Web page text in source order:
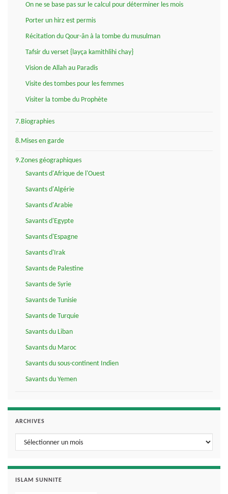
On ne se base pas sur le calcul pour déterminer les mois
Porter un hirz est permis
Récitation du Qour-ân à la tombe du musulman
Tafsir du verset {layça kamithlihi chay}
Vision de Allah au Paradis
Visite des tombes pour les femmes
Visiter la tombe du Prophète
7.Biographies
8.Mises en garde
9.Zones géographiques
Savants d'Afrique de l'Ouest
Savants d'Algérie
Savants d'Arabie
Savants d'Egypte
Savants d'Espagne
Savants d'Irak
Savants de Palestine
Savants de Syrie
Savants de Tunisie
Savants de Turquie
Savants du Liban
Savants du Maroc
Savants du sous-continent Indien
Savants du Yemen
ARCHIVES
Archives
ISLAM SUNNITE